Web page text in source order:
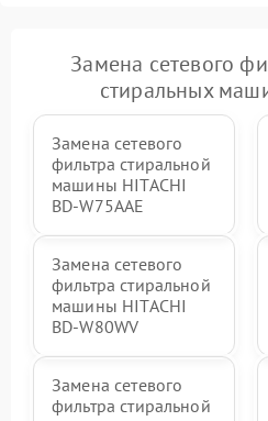
Замена сетевого
стиральных
Замена сетевого
фильтра стиральной
машины HITACHI
BD-W75AAE
Замена сетевого
фильтра стиральной
машины HITACHI
BD-W80WV
Замена сетевого
фильтра стиральной